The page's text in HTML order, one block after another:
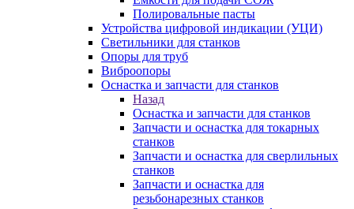
Полировальные пасты
Устройства цифровой индикации (УЦИ)
Светильники для станков
Опоры для труб
Виброопоры
Оснастка и запчасти для станков
Назад
Оснастка и запчасти для станков
Запчасти и оснастка для токарных
станков
Запчасти и оснастка для сверлильных
станков
Запчасти и оснастка для
резьбонарезных станков